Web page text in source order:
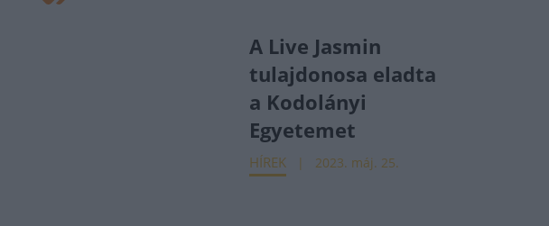
A Live Jasmin
tulajdonosa eladta
a Kodolányi
Egyetemet
HÍREK 2023. máj. 25.